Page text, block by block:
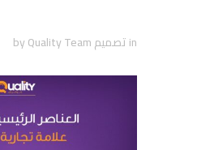
inتصميم byQuality Team